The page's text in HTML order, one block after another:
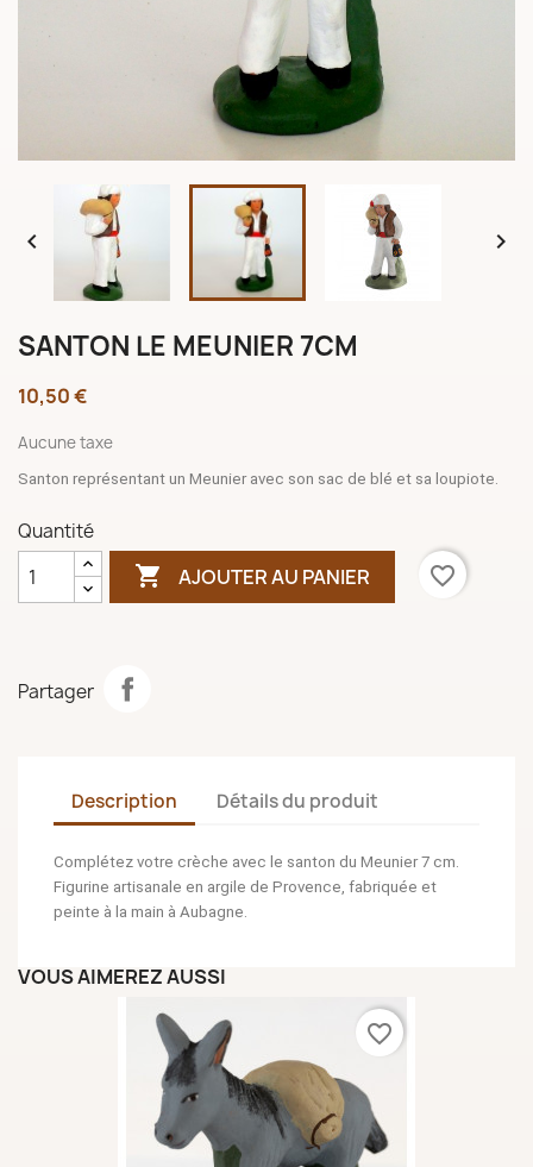
 
SANTON LE MEUNIER 7CM
10,50 €
Aucune taxe
Santon représentant un Meunier avec son sac de blé et sa loupiote.
Quantité
 AJOUTER AU PANIER favorite_border
Partager
Description Détails du produit
Complétez votre crèche avec le santon du Meunier 7 cm.
Figurine artisanale en argile de Provence, fabriquée et
peinte à la main à Aubagne.
VOUS AIMEREZ AUSSI
favorite_border